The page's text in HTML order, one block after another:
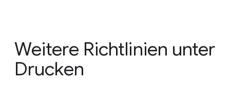
Weitere Richtlinien unter
Drucken